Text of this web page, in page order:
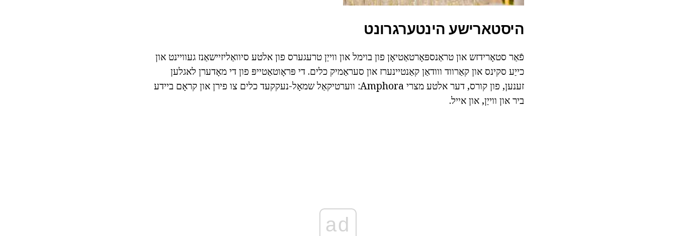
היסטארישע הינטערגרונט
פֿאַר סטאָרידזש און טראַנספּאָרטאַטיאָן פון בוימל און ווייַן טרעגערס פון אלטע סיוואַליזיישאַנז געוויינט און
כייַע סקינס און קאַרווד ווודאַן קאַנטיינערז און סעראַמיק כלים. די פּראָוטאַטייפּ פון די מאָדערן לאגלען
זענען, פון קורס, דער אלטע מצרי Amphora: ווערטיקאַל שמאָל-נעקקעד כלים צו פירן און קראָם ביידע
ביר און ווייַן, און אייל.
ad